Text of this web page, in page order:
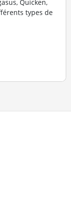
Quicken,
types de